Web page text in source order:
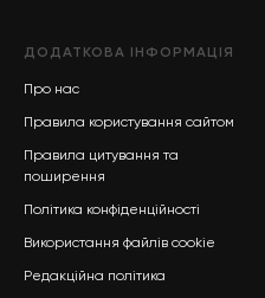
ДОДАТКОВА ІНФОРМАЦІЯ
Про нас
Правила користування сайтом
Правила цитування та
поширення
Політика конфіденційності
Використання файлів cookie
Редакційна політика